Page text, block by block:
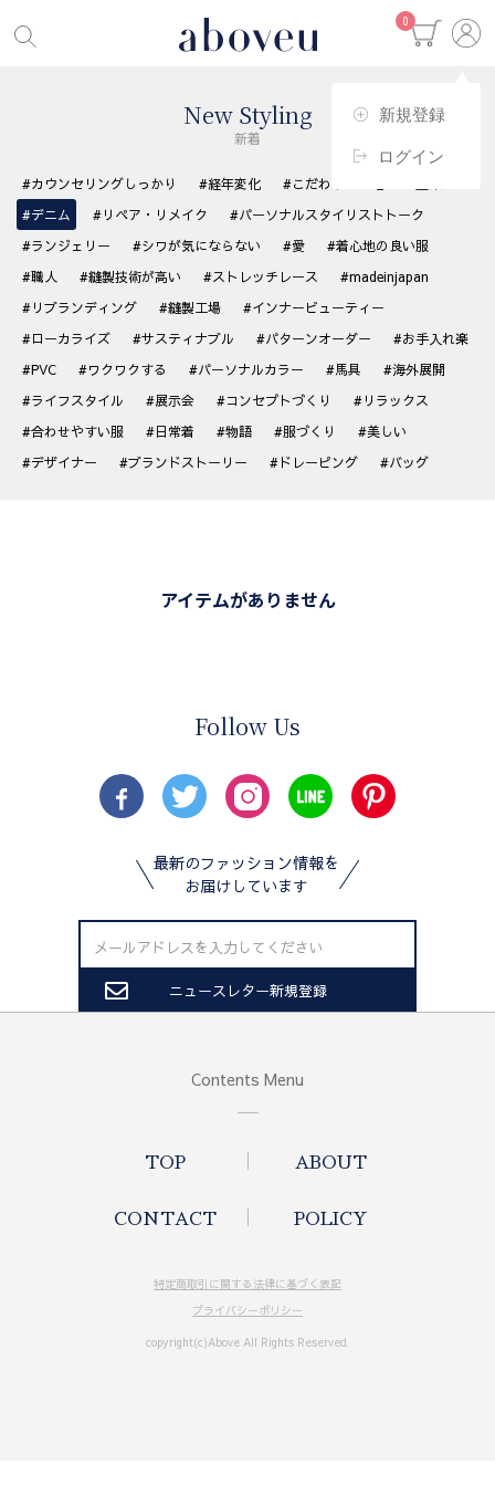
0
新規登録
ログイン
New Styling
新着
#カウンセリングしっかり #経年変化 #こだわりの生地
#デニム
#リペア・リメイク
#パーソナルスタイリストトーク
#ランジェリー
#シワが気にならない #愛
#着心地の良い服
#職人
#縫製技術が高い #ストレッチレース
#madeinjapan
#リブランディング
#縫製工場
#インナービューティー
#ローカライズ
#サスティナブル #パターンオーダー
#お手入れ楽
#PVC
#ワクワクする #パーソナルカラー #馬具
#海外展開
#ライフスタイル
#展示会 #コンセプトづくり
#リラックス
#合わせやすい服
#日常着 #物語 #服づくり
#美しい
#デザイナー
#ブランドストーリー #ドレーピング #バッグ
アイテムがありません
Follow Us
最新のファッション情報を
お届けしています
Contents Menu
TOP ABOUT
CONTACT POLICY
特定商取引に関する法律に基づく表記
プライバシーポリシー
copyright(c)Above All Rights Reserved.